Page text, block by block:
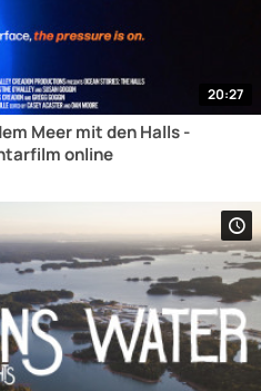
20:27
Meer mit den Halls -
online